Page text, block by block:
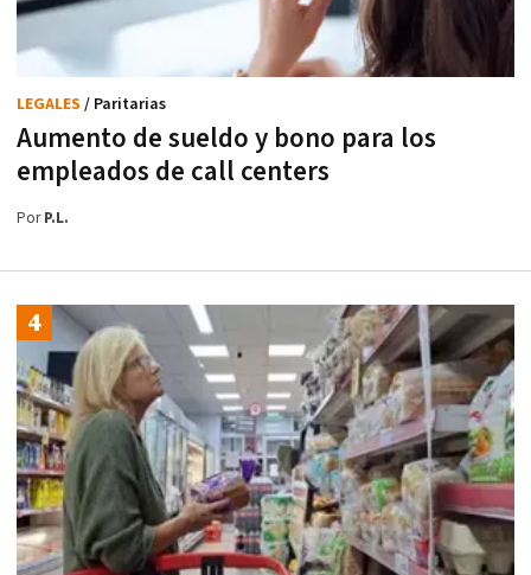
Aumento de sueldo y bono para los
empleados de call centers
LEGALES / Paritarias
PorP.L.